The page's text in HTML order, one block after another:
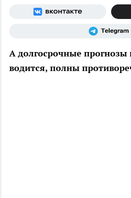
А долгосрочные прогнозы
водится, полны